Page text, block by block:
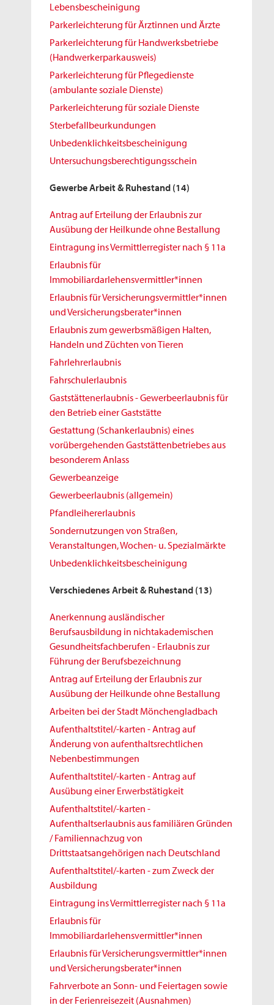
Lebensbescheinigung
Parkerleichterung für Ärztinnen und Ärzte
Parkerleichterung für Handwerksbetriebe
(Handwerkerparkausweis)
Parkerleichterung für Pflegedienste
(ambulante soziale Dienste)
Parkerleichterung für soziale Dienste
Sterbefallbeurkundungen
Unbedenklichkeitsbescheinigung
Untersuchungsberechtigungsschein
Gewerbe Arbeit & Ruhestand (14)
Antrag auf Erteilung der Erlaubnis zur
Ausübung der Heilkunde ohne Bestallung
Eintragung ins Vermittlerregister nach § 11a
Erlaubnis für
Immobiliardarlehensvermittler*innen
Erlaubnis für Versicherungsvermittler*innen
und Versicherungsberater*innen
Erlaubnis zum gewerbsmäßigen Halten,
Handeln und Züchten von Tieren
Fahrlehrerlaubnis
Fahrschulerlaubnis
Gaststättenerlaubnis - Gewerbeerlaubnis für
den Betrieb einer Gaststätte
Gestattung (Schankerlaubnis) eines
vorübergehenden Gaststättenbetriebes aus
besonderem Anlass
Gewerbeanzeige
Gewerbeerlaubnis (allgemein)
Pfandleihererlaubnis
Sondernutzungen von Straßen,
Veranstaltungen, Wochen- u. Spezialmärkte
Unbedenklichkeitsbescheinigung
Verschiedenes Arbeit & Ruhestand (13)
Anerkennung ausländischer
Berufsausbildung in nichtakademischen
Gesundheitsfachberufen - Erlaubnis zur
Führung der Berufsbezeichnung
Antrag auf Erteilung der Erlaubnis zur
Ausübung der Heilkunde ohne Bestallung
Arbeiten bei der Stadt Mönchengladbach
Aufenthaltstitel/-karten - Antrag auf
Änderung von aufenthaltsrechtlichen
Nebenbestimmungen
Aufenthaltstitel/-karten - Antrag auf
Ausübung einer Erwerbstätigkeit
Aufenthaltstitel/-karten -
Aufenthaltserlaubnis aus familiären Gründen
/ Familiennachzug von
Drittstaatsangehörigen nach Deutschland
Aufenthaltstitel/-karten - zum Zweck der
Ausbildung
Eintragung ins Vermittlerregister nach § 11a
Erlaubnis für
Immobiliardarlehensvermittler*innen
Erlaubnis für Versicherungsvermittler*innen
und Versicherungsberater*innen
Fahrverbote an Sonn- und Feiertagen sowie
in der Ferienreisezeit (Ausnahmen)